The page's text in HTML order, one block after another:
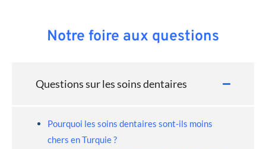
Notre foire aux questions
Questions sur les soins dentaires
Pourquoi les soins dentaires sont-ils moins
chers en Turquie ?